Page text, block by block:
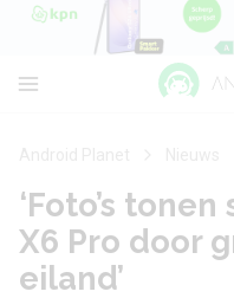
‘Foto’s
X6 Pro door
eiland’